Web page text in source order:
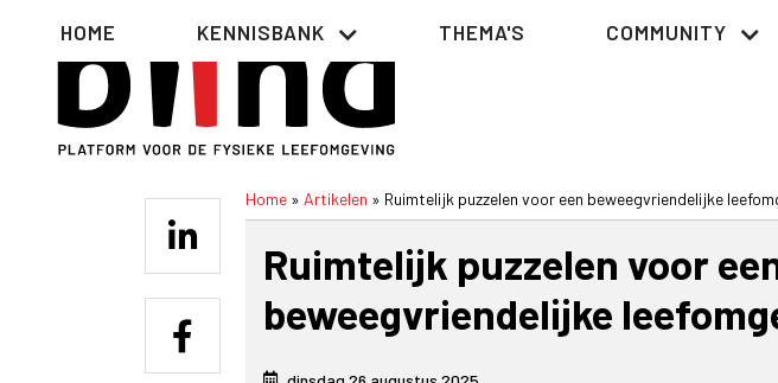
Hoofdnavigatie
HOME KENNISBANK THEMA'S COMMUNITY
Home Artikelen Ruimtelijk puzzelen voor een beweegvriendelijke
Ruimtelijk puzzelen voor
beweegvriendelijke